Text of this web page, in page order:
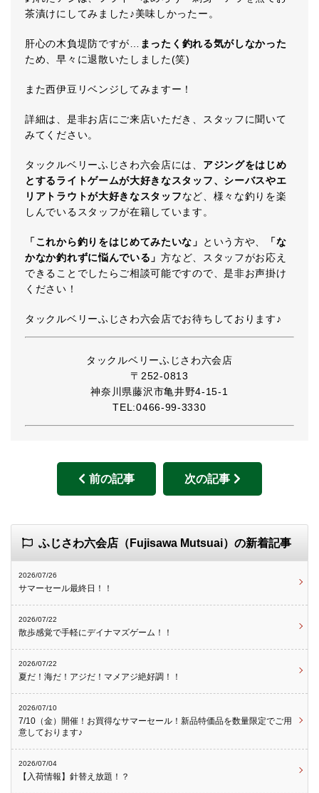
茶漬けにしてみました♪美味しかったー。
肝心の木負堤防ですが…
まったく釣れる気がしなかった
ため、早々に退散いたしました(笑)
また西伊豆リベンジしてみますー！
詳細は、是非お店にご来店いただき、スタッフに聞いて
みてください。
タックルベリーふじさわ六会店には、 アジングをはじめ
とするライトゲームが大好きなスタッフ、シーバスやエ
リアトラウトが大好きなスタッフなど、様々な釣りを楽
しんでいるスタッフが在籍しています。
「これから釣りをはじめてみたいな」 という方や、
「な
かなか釣れずに悩んでいる」方など、スタッフがお応え
できることでしたらご相談可能ですので、是非お声掛け
ください！
タックルベリーふじさわ六会店でお待ちしております♪
タックルベリーふじさわ六会店
〒252-0813
神奈川県藤沢市亀井野4-15-1
TEL:0466-99-3330
前の記事 次の記事
ふじさわ六会店（Fujisawa Mutsuai）の新着記事
2026/07/26
サマーセール最終日！！
2026/07/22
散歩感覚で手軽にデイナマズゲーム！！
2026/07/22
夏だ！海だ！アジだ！マメアジ絶好調！！
2026/07/10
7/10（金）開催！お買得なサマーセール！新品特価品を数量限定でご用
意しております♪
2026/07/04
【入荷情報】針替え放題！？